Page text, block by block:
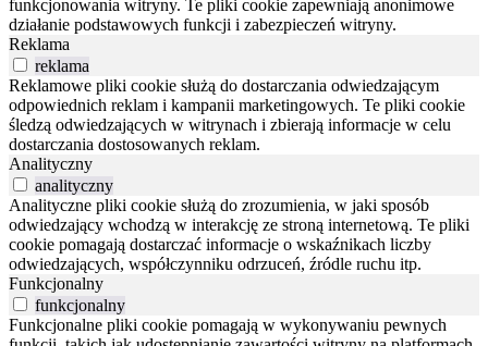
funkcjonowania witryny. Te pliki cookie zapewniają anonimowe
działanie podstawowych funkcji i zabezpieczeń witryny.
Reklama
reklama
Reklamowe pliki cookie służą do dostarczania odwiedzającym
odpowiednich reklam i kampanii marketingowych. Te pliki cookie
śledzą odwiedzających w witrynach i zbierają informacje w celu
dostarczania dostosowanych reklam.
Analityczny
analityczny
Analityczne pliki cookie służą do zrozumienia, w jaki sposób
odwiedzający wchodzą w interakcję ze stroną internetową. Te pliki
cookie pomagają dostarczać informacje o wskaźnikach liczby
odwiedzających, współczynniku odrzuceń, źródle ruchu itp.
Funkcjonalny
funkcjonalny
Funkcjonalne pliki cookie pomagają w wykonywaniu pewnych